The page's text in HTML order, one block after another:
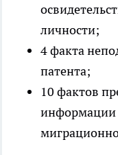
личности;
4 факта
патента;
10 фактов